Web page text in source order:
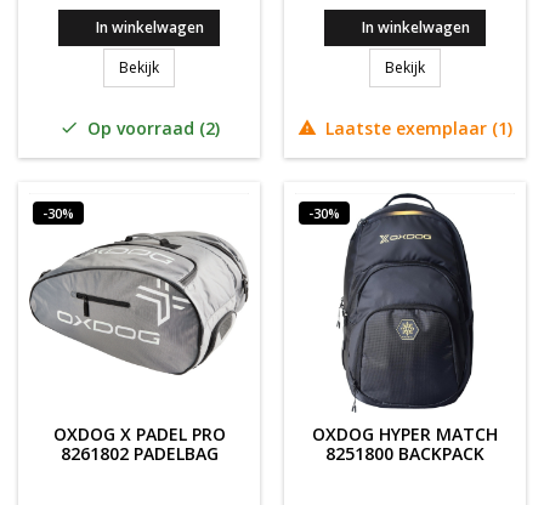
In winkelwagen
BekijkOxdog Hyper TOUR 8241800 Backpack
 Op voorraad (2)
In winkelwagen
BekijkOxdog X Padel
 Laatste exemplaar (1)
-30%
OXDOG X PADEL PRO
8261802 PADELBAG
-30%
OXDOG HYPER MATCH
8251800 BACKPACK